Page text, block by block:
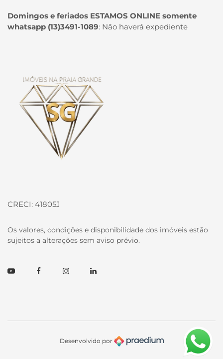
Domingos e feriados ESTAMOS ONLINE somente
whatsapp (13)3491-1089: Não haverá expediente
CRECI: 41805J
Os valores, condições e disponibilidade dos imóveis estão
sujeitos a alterações sem aviso prévio.
YoutubeFacebookInstagramLinkedin
Desenvolvido por